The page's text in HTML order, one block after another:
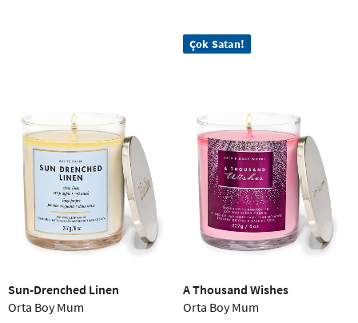
Sun-Drenched Linen
Orta Boy Mum
A Thousand Wishes
Orta Boy Mum
Çok Satan!